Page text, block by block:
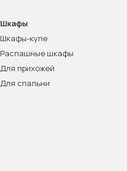
Шкафы
Шкафы-купе
Распашные шкафы
Для прихожей
Для спальни